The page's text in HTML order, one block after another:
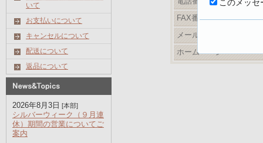
FAX番号
メールアドレス
ホームページ
いて
お支払いについて
キャンセルについて
配送について
返品について
2026年8月3日 [本部]
シルバーウィーク（９月連
休）期間の営業についてご
案内
このメッ